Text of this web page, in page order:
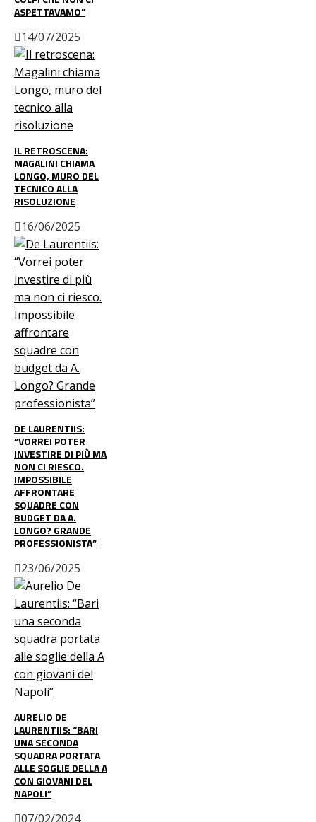
ASPETTAVAMO”
14/07/2025
IL RETROSCENA:
MAGALINI CHIAMA
LONGO, MURO DEL
TECNICO ALLA
RISOLUZIONE
16/06/2025
DE LAURENTIIS:
“VORREI POTER
INVESTIRE DI PIÙ MA
NON CI RIESCO.
IMPOSSIBILE
AFFRONTARE
SQUADRE CON
BUDGET DA A.
LONGO? GRANDE
PROFESSIONISTA”
23/06/2025
AURELIO DE
LAURENTIIS: “BARI
UNA SECONDA
SQUADRA PORTATA
ALLE SOGLIE DELLA A
CON GIOVANI DEL
NAPOLI”
07/02/2024